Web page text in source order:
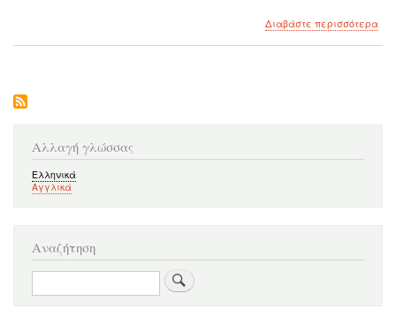
Διαβάστε περισσότεραγια
Αλλαγή γλώσσας
Ελληνικά
Αγγλικά
Αναζήτηση
Αναζήτηση